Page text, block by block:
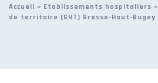
Accueil » Etablissements hospitaliers »
de territoire (GHT) Bresse-Haut-Bugey